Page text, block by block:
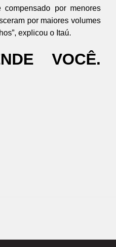
compensado por menores
por maiores volumes
explicou o Itaú.
VOCÊ.